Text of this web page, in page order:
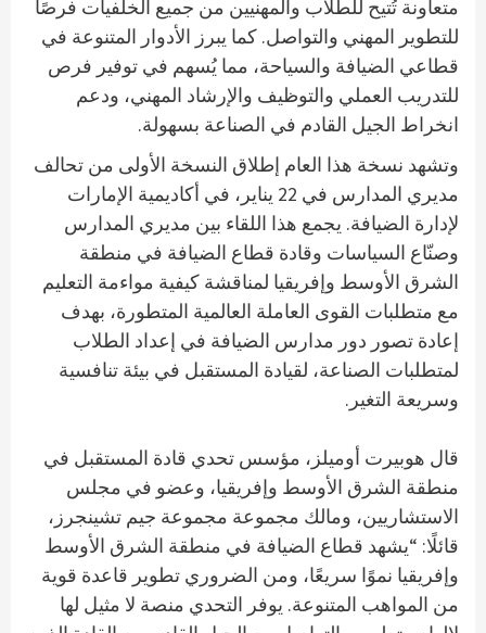
متعاونة تُتيح للطلاب والمهنيين من جميع الخلفيات فرصًا
للتطوير المهني والتواصل. كما يبرز الأدوار المتنوعة في
قطاعي الضيافة والسياحة، مما يُسهم في توفير فرص
للتدريب العملي والتوظيف والإرشاد المهني، ودعم
انخراط الجيل القادم في الصناعة بسهولة.
وتشهد نسخة هذا العام إطلاق النسخة الأولى من تحالف
مديري المدارس في 22 يناير، في أكاديمية الإمارات
لإدارة الضيافة. يجمع هذا اللقاء بين مديري المدارس
وصنّاع السياسات وقادة قطاع الضيافة في منطقة
الشرق الأوسط وإفريقيا لمناقشة كيفية مواءمة التعليم
مع متطلبات القوى العاملة العالمية المتطورة، بهدف
إعادة تصور دور مدارس الضيافة في إعداد الطلاب
لمتطلبات الصناعة، لقيادة المستقبل في بيئة تنافسية
وسريعة التغير.
قال هوبيرت أوميلز، مؤسس تحدي قادة المستقبل في
منطقة الشرق الأوسط وإفريقيا، وعضو في مجلس
الاستشاريين، ومالك مجموعة مجموعة جيم تشينجرز،
قائلًا: “يشهد قطاع الضيافة في منطقة الشرق الأوسط
وإفريقيا نموًا سريعًا، ومن الضروري تطوير قاعدة قوية
من المواهب المتنوعة. يوفر التحدي منصة لا مثيل لها